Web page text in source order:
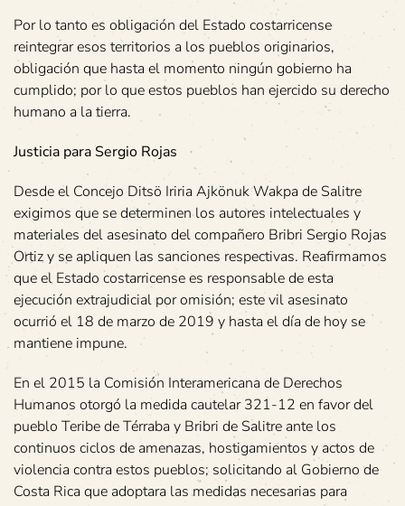
Por lo tanto es obligación del Estado costarricense
reintegrar esos territorios a los pueblos originarios,
obligación que hasta el momento ningún gobierno ha
cumplido; por lo que estos pueblos han ejercido su derecho
humano a la tierra.
Justicia para Sergio Rojas
Desde el Concejo Ditsö Iriria Ajkönuk Wakpa de Salitre
exigimos que se determinen los autores intelectuales y
materiales del asesinato del compañero Bribri Sergio Rojas
Ortiz y se apliquen las sanciones respectivas. Reafirmamos
que el Estado costarricense es responsable de esta
ejecución extrajudicial por omisión; este vil asesinato
ocurrió el 18 de marzo de 2019 y hasta el día de hoy se
mantiene impune.
En el 2015 la Comisión Interamericana de Derechos
Humanos otorgó la medida cautelar 321-12 en favor del
pueblo Teribe de Térraba y Bribri de Salitre ante los
continuos ciclos de amenazas, hostigamientos y actos de
violencia contra estos pueblos; solicitando al Gobierno de
Costa Rica que adoptara las medidas necesarias para